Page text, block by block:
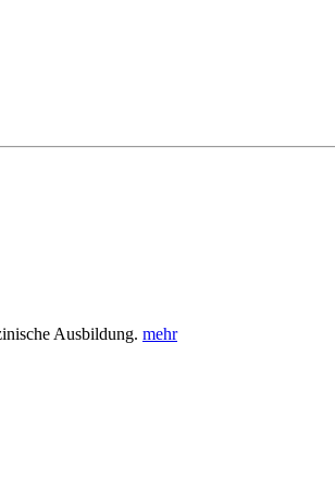
Ausbildung. mehr